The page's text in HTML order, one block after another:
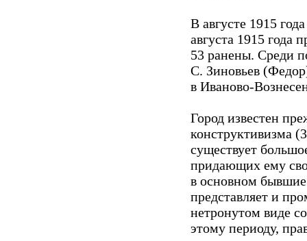
В августе 1915
августа 1915 года
53 ранены. Среди
С. Зиновьев
в Иваново-
Город известен
конструктивизма
существует
придающих ему
в основном
представляет и
нетронутом виде
этому периоду,